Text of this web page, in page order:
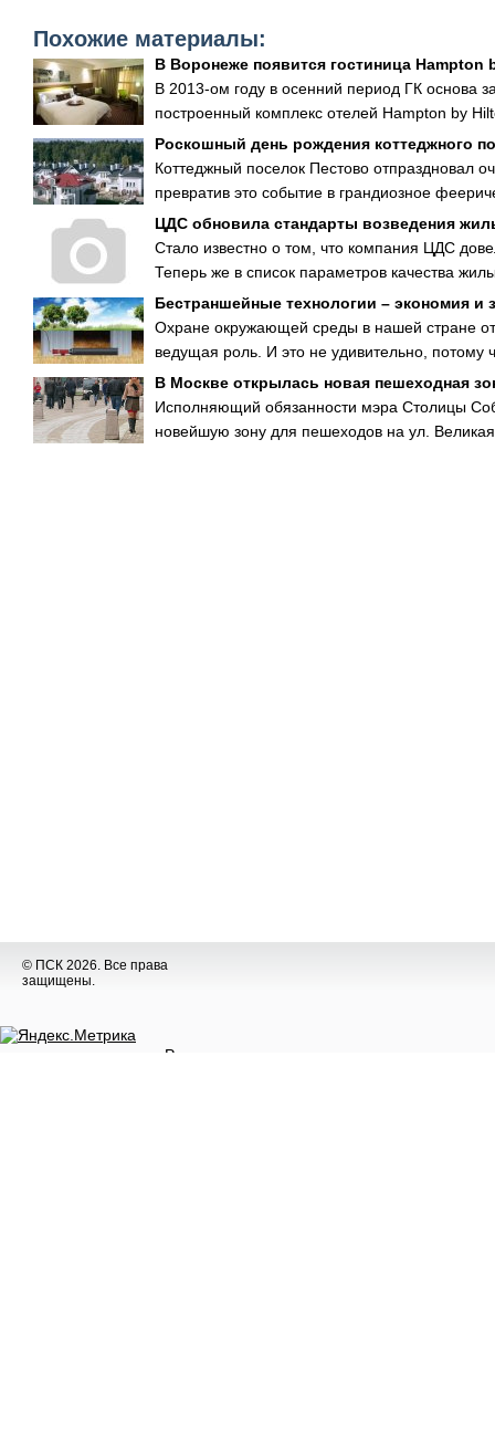
Похожие материалы:
В Воронеже появится гостиница Hampton
В 2013-ом году в осенний период ГК основа
построенный комплекс отелей Hampton by
Роскошный день рождения коттеджного
Коттеджный поселок Пестово отпраздновал
превратив это событие в грандиозное
ЦДС обновила стандарты возведения
Стало известно о том, что компания ЦДС
Теперь же в список параметров качества
Бестраншейные технологии – экономия и
Охране окружающей среды в нашей стране
ведущая роль. И это не удивительно, потому
В Москве открылась новая пешеходная
Исполняющий обязанности мэра Столицы
новейшую зону для пешеходов на ул.
© ПСК 2026. Все права
защищены.
Разное